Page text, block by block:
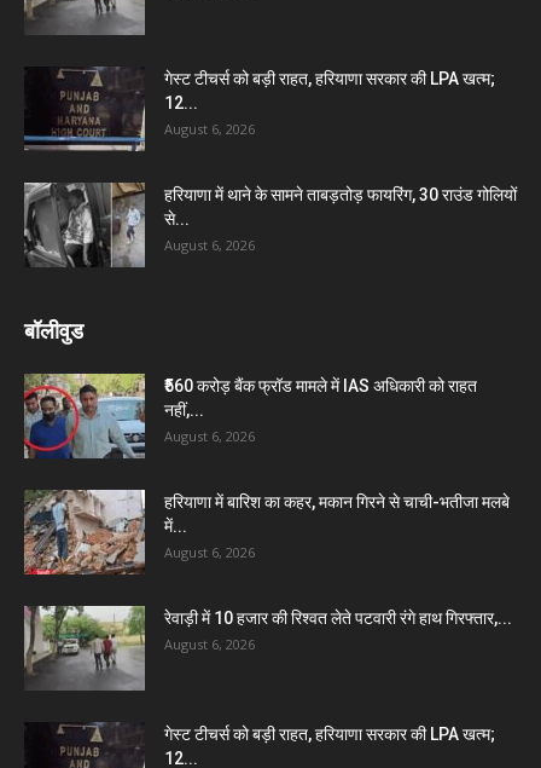
गेस्ट टीचर्स को बड़ी राहत, हरियाणा सरकार की LPA खत्म;
12...
August 6, 2026
हरियाणा में थाने के सामने ताबड़तोड़ फायरिंग, 30 राउंड गोलियों
से...
August 6, 2026
बॉलीवुड
₹560 करोड़ बैंक फ्रॉड मामले में IAS अधिकारी को राहत
नहीं,...
August 6, 2026
हरियाणा में बारिश का कहर, मकान गिरने से चाची-भतीजा मलबे
में...
August 6, 2026
रेवाड़ी में 10 हजार की रिश्वत लेते पटवारी रंगे हाथ गिरफ्तार,...
August 6, 2026
गेस्ट टीचर्स को बड़ी राहत, हरियाणा सरकार की LPA खत्म;
12...